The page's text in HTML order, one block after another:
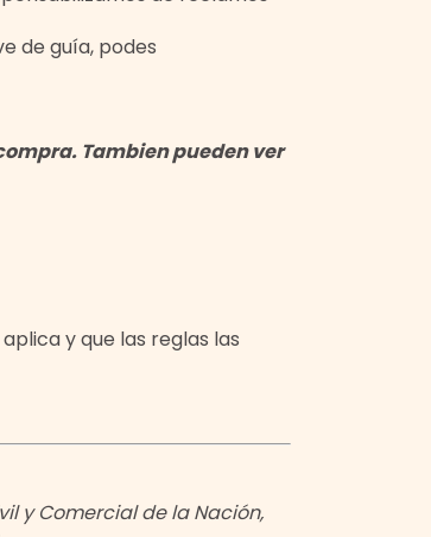
de guía, podes
Tambien pueden ver
y que las reglas las
y Comercial de la Nación,